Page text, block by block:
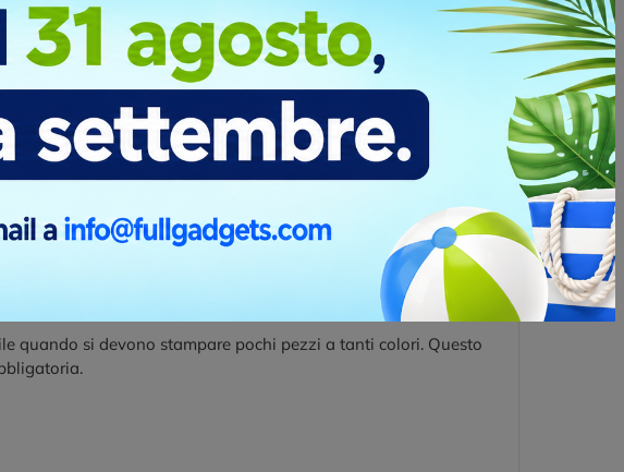
bella, ed è in grado esaltare il capo di abbigliamento e lo
sempre molto elegante. Per realizzare un ricamo serve un
serie di “punti” che le macchine ricamatrici possono
diverso.
quando si devono stampare pochi pezzi a tanti colori. Questo